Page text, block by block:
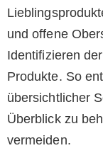
und offene
Identifizieren
Produkte. So
übersichtlicher
Überblick zu
vermeiden.